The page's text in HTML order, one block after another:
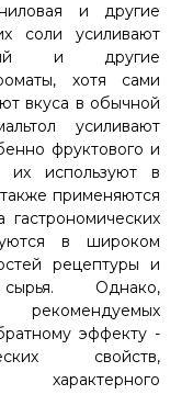
и другие
соли усиливают
и другие
хотя сами
вкуса в обычной
усиливают
фруктового и
их используют в
применяются
в широком
рецептуры и
Однако,
эффекту -
свойств,
характерного